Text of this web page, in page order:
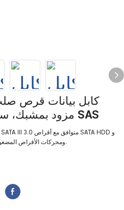
درجة SATA III 3.0 مزود بمشبك، سلك SAS
SSD ومحركات الأقراص المضغوطة وناسخات الأقراص المضغوطة.